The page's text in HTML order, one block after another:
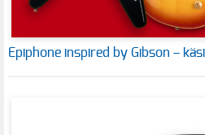
Epiphone inspired by Gibson –